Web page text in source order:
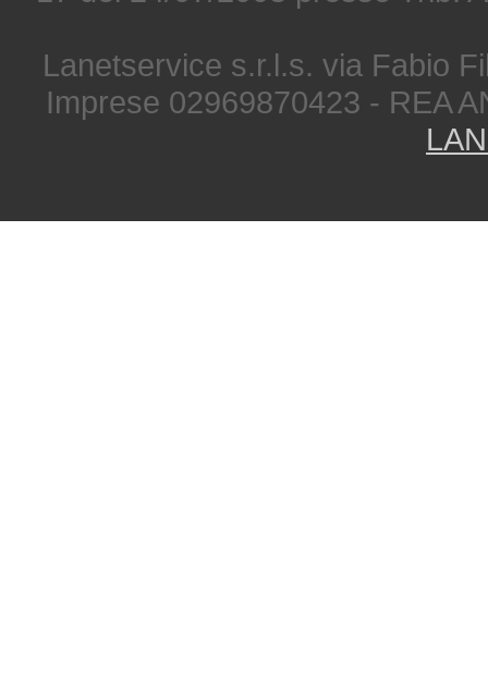
Lanetservice s.r.l.s. via Fabio
Imprese 02969870423 - REA